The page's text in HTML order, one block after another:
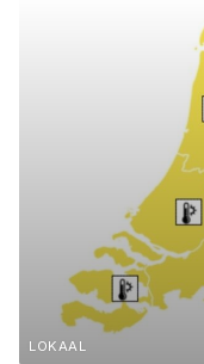
LOKAAL